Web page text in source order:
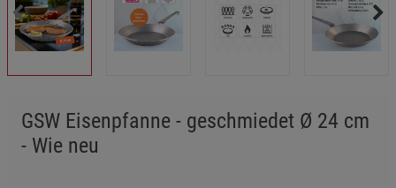
GSW Eisenpfanne - geschmiedet Ø 24 cm
- Wie neu